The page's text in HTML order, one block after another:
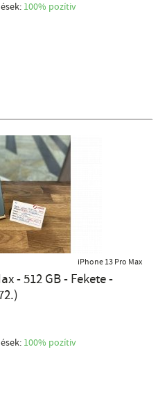
100% pozítiv
iPhone 13 Pro Max
- 512 GB - Fekete -
100% pozítiv